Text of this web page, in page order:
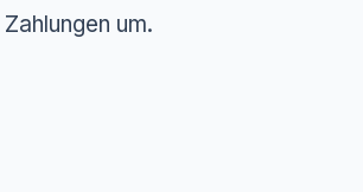
um.